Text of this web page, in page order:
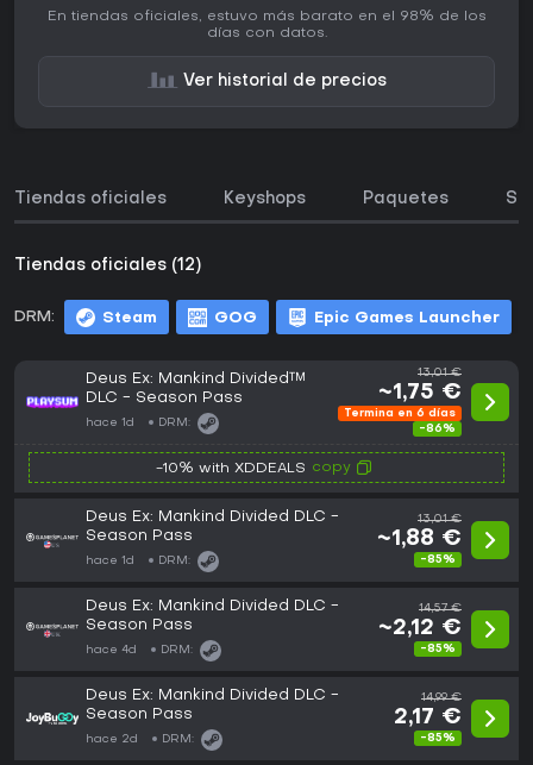
En tiendas oficiales, estuvo más barato en el 98% de los
días con datos.
Ver historial de precios
Tiendas oficiales Keyshops Paquetes
Tiendas oficiales (12)
DRM: Steam GOG Epic Games Launcher
Deus Ex: Mankind Divided™
DLC - Season Pass
hace 1d DRM:
13,01 €
~1,75 €
Termina en 6 días
-86%
-10% with XDDEALS copy
Deus Ex: Mankind Divided DLC -
Season Pass
hace 1d DRM:
13,01 €
~1,88 €
-85%
Deus Ex: Mankind Divided DLC -
Season Pass
hace 4d DRM:
14,57 €
~2,12 €
-85%
Deus Ex: Mankind Divided DLC -
Season Pass
hace 2d DRM:
14,99 €
2,17 €
-85%